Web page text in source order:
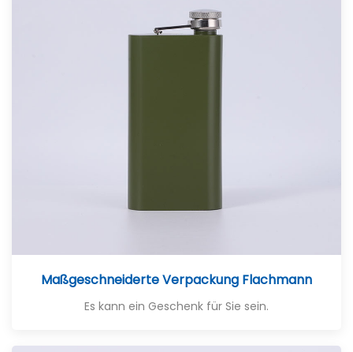
Maßgeschneiderte Verpackung Flachmann
Es kann ein Geschenk für Sie sein.